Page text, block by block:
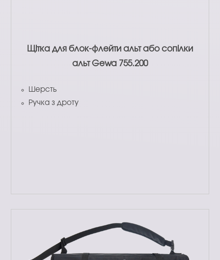
Щітка для блок-флейти альт або сопілки
альт Gewa 755.200
Шерсть
Ручка з дроту